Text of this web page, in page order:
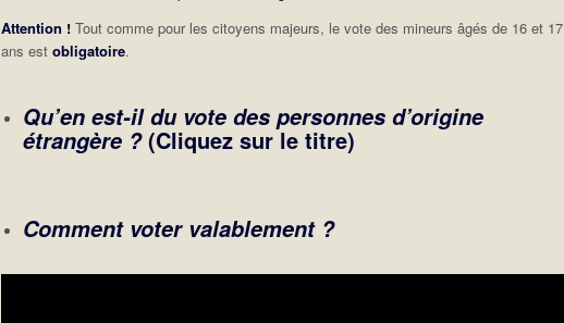
Attention !Tout comme pour les citoyens majeurs, le vote des mineurs âgés de 16 et 17
ans est obligatoire.
Qu’en est-il du vote des personnes d’origine
étrangère ?(Cliquez sur le titre)
Comment voter valablement ?